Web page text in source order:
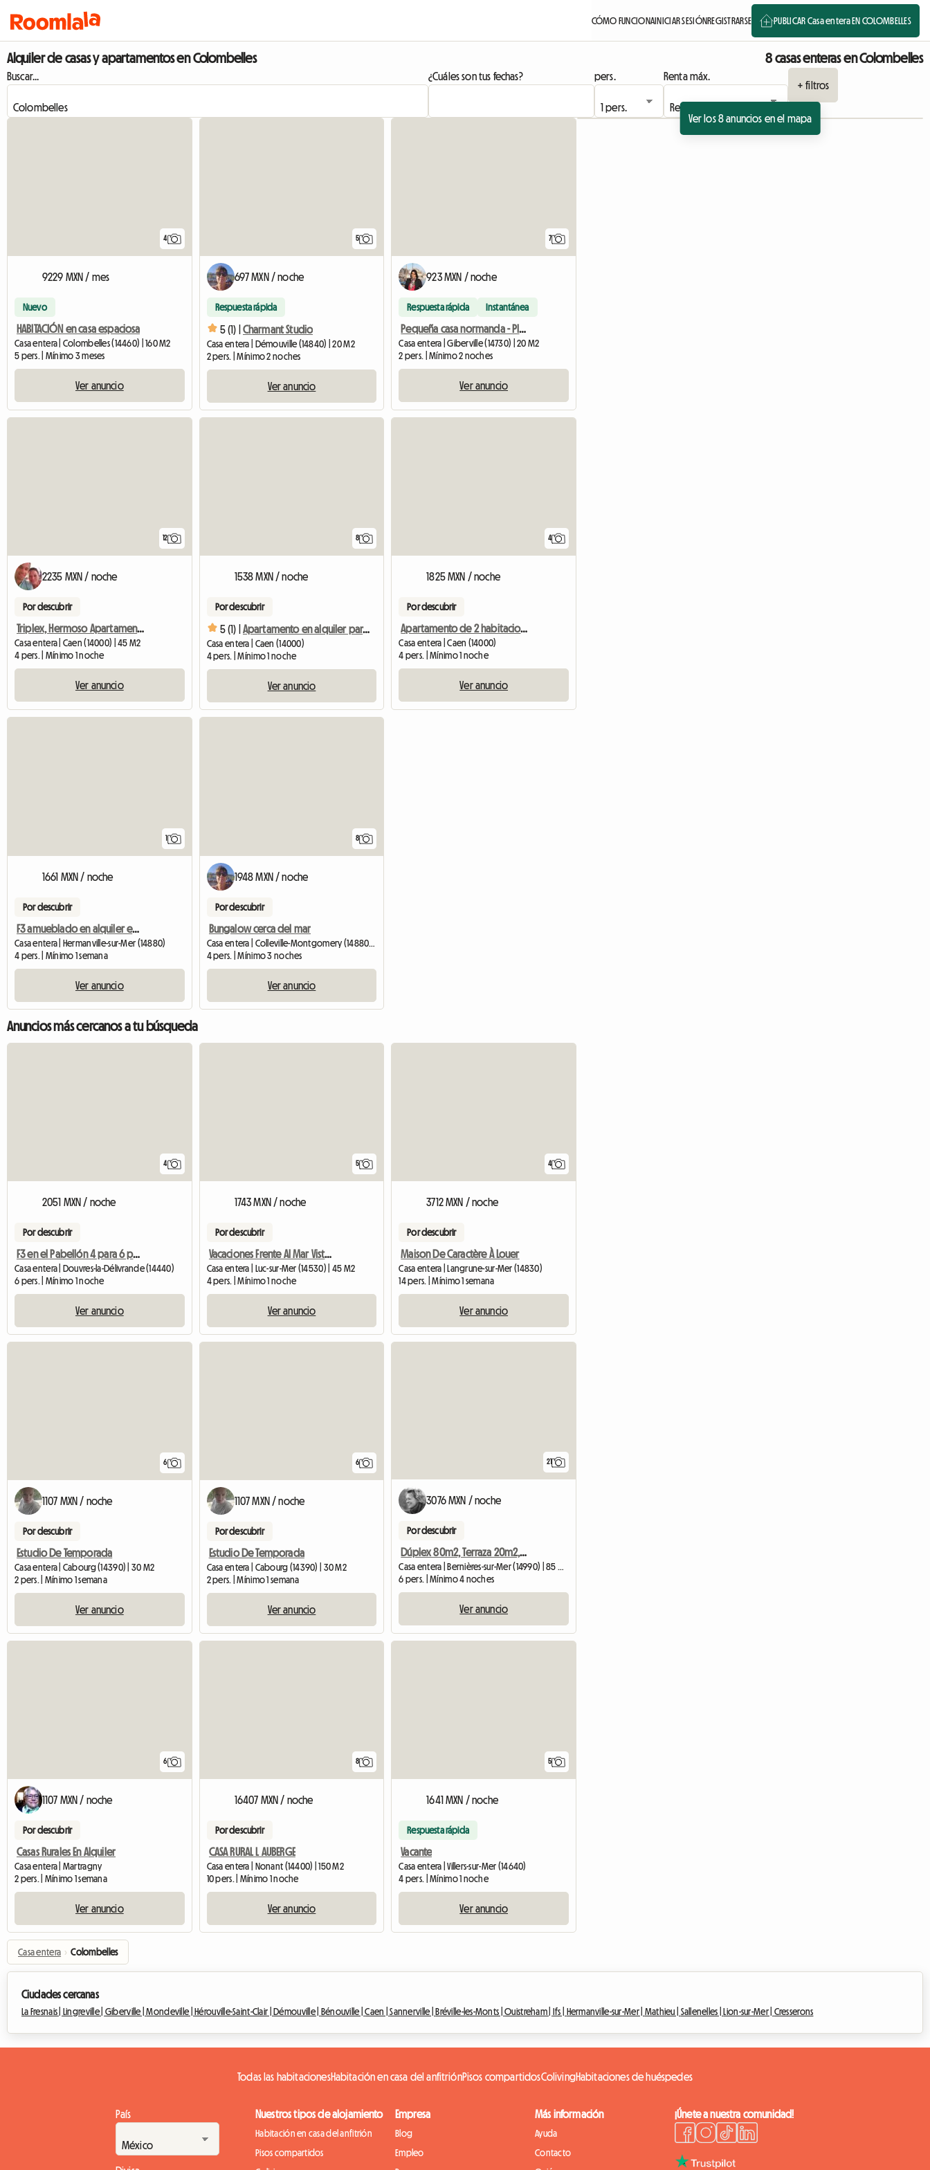
CÓMO FUNCIONAINICIAR SESIÓNREGISTRARSE PUBLICAR Casa entera EN COLOMBELLES
Alquiler de casas y apartamentos en Colombelles 8 casas enteras en Colombelles
Buscar... ¿Cuáles son tus fechas? pers.
Renta máx.
+ filtros
Ver los 8 anuncios en el mapa
4
9229 MXN / mes
Nuevo
HABITACIÓN en casa espaciosa
Casa entera | Colombelles (14460) | 160 M2
5 pers. | Mínimo 3 meses
Ver anuncio
5
697 MXN / noche
Respuesta rápida
5 (1) | Charmant Studio
Casa entera | Démouville (14840) | 20 M2
2 pers. | Mínimo 2 noches
Ver anuncio
7
923 MXN / noche
Respuesta rápida Instantánea
Pequeña casa normanda - Playas del Día D
Casa entera | Giberville (14730) | 20 M2
2 pers. | Mínimo 2 noches
Ver anuncio
12
2235 MXN / noche
Por descubrir
Triplex, Hermoso Apartamento En 3 Niveles
Casa entera | Caen (14000) | 45 M2
4 pers. | Mínimo 1 noche
Ver anuncio
8
1538 MXN / noche
Por descubrir
5 (1) | Apartamento en alquiler para Juegos Ecuestres
Casa entera | Caen (14000)
4 pers. | Mínimo 1 noche
Ver anuncio
4
1825 MXN / noche
Por descubrir
Apartamento de 2 habitaciones en alquiler
Casa entera | Caen (14000)
4 pers. | Mínimo 1 noche
Ver anuncio
1
1661 MXN / noche
Por descubrir
F3 amueblado en alquiler en Bbord de mer
Casa entera | Hermanville-sur-Mer (14880)
4 pers. | Mínimo 1 semana
Ver anuncio
8
1948 MXN / noche
Por descubrir
Bungalow cerca del mar
4 pers. | Mínimo 3 noches
Ver anuncio
Anuncios más cercanos a tu búsqueda
4
2051 MXN / noche
Por descubrir
F3 en el Pabellón 4 para 6 personas
Casa entera | Douvres-la-Délivrande (14440)
6 pers. | Mínimo 1 noche
Ver anuncio
5
1743 MXN / noche
Por descubrir
Vacaciones Frente Al Mar Vista Al Mar Inexpugnable
Casa entera | Luc-sur-Mer (14530) | 45 M2
4 pers. | Mínimo 1 noche
Ver anuncio
4
3712 MXN / noche
Por descubrir
Maison De Caractère À Louer
Casa entera | Langrune-sur-Mer (14830)
14 pers. | Mínimo 1 semana
Ver anuncio
6
1107 MXN / noche
Por descubrir
Estudio De Temporada
Casa entera | Cabourg (14390) | 30 M2
2 pers. | Mínimo 1 semana
Ver anuncio
6
1107 MXN / noche
Por descubrir
Estudio De Temporada
Casa entera | Cabourg (14390) | 30 M2
2 pers. | Mínimo 1 semana
Ver anuncio
21
3076 MXN / noche
Por descubrir
Dúplex 80m2, Terraza 20m2, Acceso Directo Mar JUNO BEACH
Casa entera | Bernières-sur-Mer (14990) | 85 M2
6 pers. | Mínimo 4 noches
Ver anuncio
6
1107 MXN / noche
Por descubrir
Casas Rurales En Alquiler
Casa entera | Martragny
2 pers. | Mínimo 1 semana
Ver anuncio
8
16407 MXN / noche
Por descubrir
CASA RURAL L AUBERGE
Casa entera | Nonant (14400) | 150 M2
10 pers. | Mínimo 1 noche
Ver anuncio
5
1641 MXN / noche
Respuesta rápida
Vacante
Casa entera | Villers-sur-Mer (14640)
4 pers. | Mínimo 1 noche
Ver anuncio
Casa entera › Colombelles
Ciudades cercanas
La Fresnais | Lingreville | Giberville |Mondeville | Hérouville-Saint-Clair | Démouville | Bénouville |Caen |Sannerville | Bréville-les-Monts |Ouistreham | Ifs | Hermanville-sur-Mer | Mathieu | Sallenelles | Lion-sur-Mer | Cresserons
Todas las habitacionesHabitación en casa del anfitriónPisos compartidosColivingHabitaciones de huéspedes
País Nuestros tipos de alojamiento
Habitación en casa del anfitrión
Pisos compartidos
Empresa
Blog
Empleo
Más información
Ayuda
Contacto
¡Únete a nuestra comunidad!